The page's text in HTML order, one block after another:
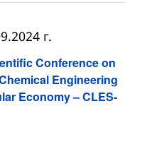
Conference on
Engineering
Economy – CLES-
г.